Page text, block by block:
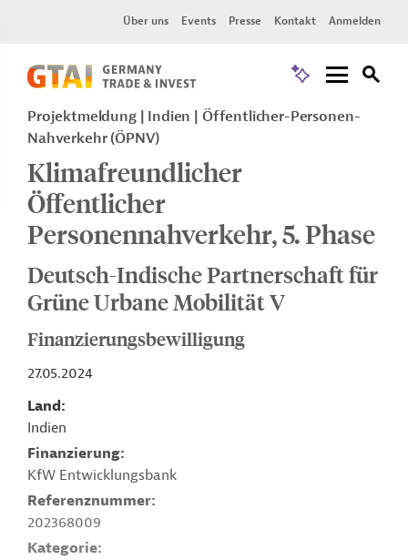
Über uns Events Presse Kontakt Anmelden
Projektmeldung Indien
Öffentlicher-Personen-
Nahverkehr (ÖPNV)
Klimafreundlicher
Öffentlicher
Personennahverkehr, 5. Phase
Deutsch-Indische Partnerschaft für
Grüne Urbane Mobilität V
Finanzierungsbewilligung
27.05.2024
Land
Indien
Finanzierung
KfW Entwicklungsbank
Referenznummer
202368009
Kategorie